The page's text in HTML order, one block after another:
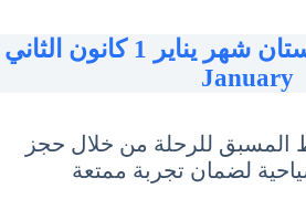
السياحة في كازخستان شهر يناير 1 كانون الثاني
January
المسبق للرحلة من خلال حجز
لضمان تجربة ممتعة